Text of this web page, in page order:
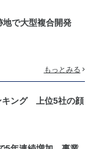
地で大型複合開発
もっとみる
キング 上位5社の顔